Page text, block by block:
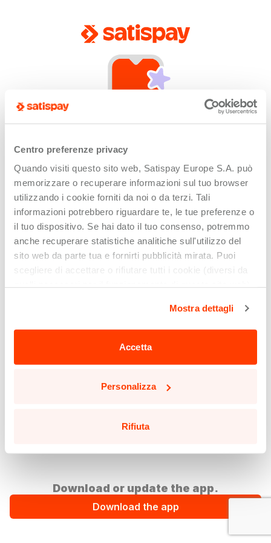
Centro preferenze privacy
Quando visiti questo sito web, Satispay Europe S.A. può
memorizzare o recuperare informazioni sul tuo browser
utilizzando i cookie forniti da noi o da terzi. Tali
informazioni potrebbero riguardare te, le tue preferenze o
il tuo dispositivo. Se hai dato il tuo consenso, potremmo
anche recuperare statistiche analitiche sull'utilizzo del
sito web da parte tua e fornirti pubblicità mirata. Puoi
scegliere di accettare o rifiutare tutti i cookie (diversi da
qui: puoi anche selezionare solo alcuni tipi di cookie e
confermare la selezione, cliccando sul pulsante
cliccando sul pulsante in basso a sinistra in qualsiasi
Mostra dettagli
Accetta
Personalizza
Rifiuta
App not installed
Unfortunately this link can only be opened by
devices with the Satispay app installed or updated.
Download or update the app.
Download the app